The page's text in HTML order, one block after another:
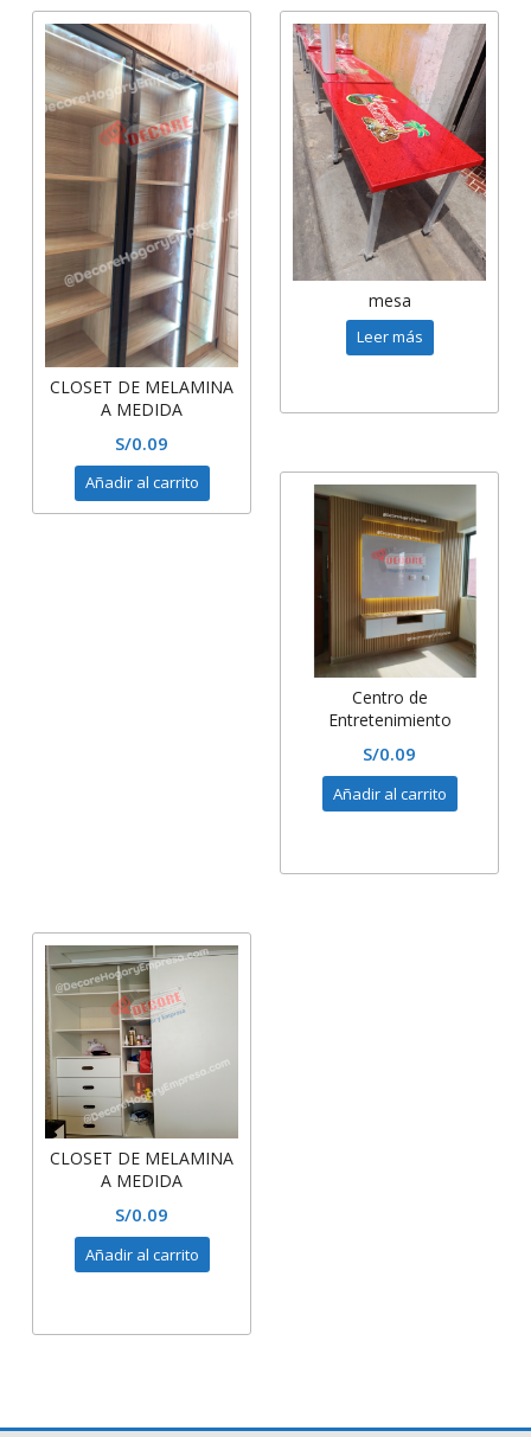
CLOSET DE MELAMINA
A MEDIDA
S/0.09
Añadir al carrito
mesa
Leer más
Centro de
Entretenimiento
de TV -iluminacion led
S/0.09
Añadir al carrito
CLOSET DE MELAMINA
A MEDIDA
S/0.09
Añadir al carrito